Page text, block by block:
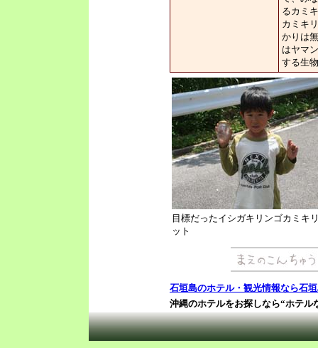
るカミ
カミキ
かりは
はヤマ
する生
目標だったイシガキリンゴカミキ
ット
石垣島のホテル・観光情報なら石
沖縄のホテルをお探しなら“ホテル